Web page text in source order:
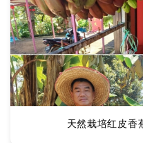
天然栽培红皮香